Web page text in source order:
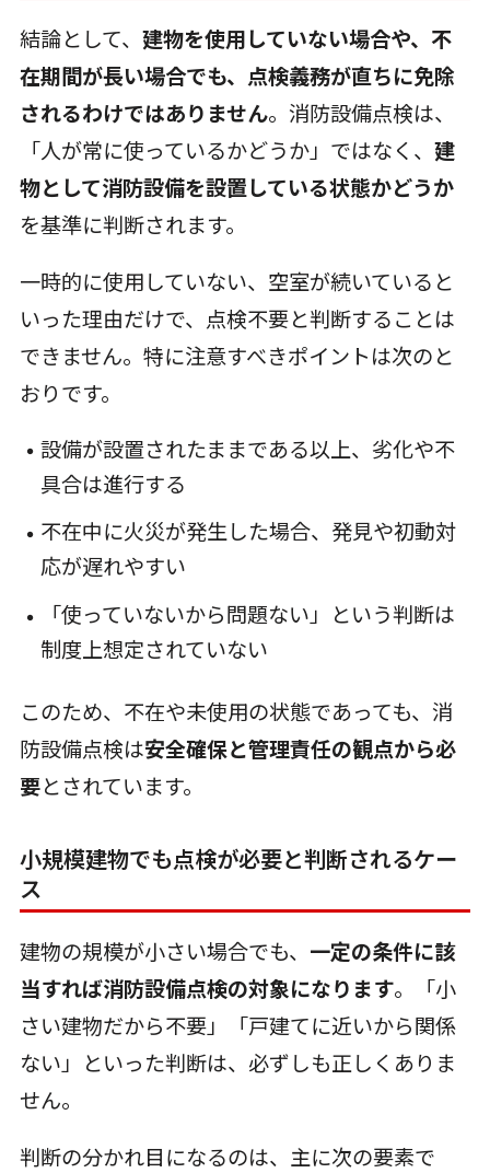
結論として、 建物を使用していない場合や、不
在期間が長い場合でも、点検義務が直ちに免除
されるわけではありません。消防設備点検は、
「人が常に使っているかどうか」ではなく、 建
物として消防設備を設置している状態かどうか
を基準に判断されます。
一時的に使用していない、空室が続いていると
いった理由だけで、点検不要と判断することは
できません。特に注意すべきポイントは次のと
おりです。
設備が設置されたままである以上、劣化や不
具合は進行する
不在中に火災が発生した場合、発見や初動対
応が遅れやすい
「使っていないから問題ない」という判断は
制度上想定されていない
このため、不在や未使用の状態であっても、消
防設備点検は安全確保と管理責任の観点から必
要とされています。
小規模建物でも点検が必要と判断されるケー
ス
建物の規模が小さい場合でも、 一定の条件に該
当すれば消防設備点検の対象になります。「小
さい建物だから不要」「戸建てに近いから関係
ない」といった判断は、必ずしも正しくありま
せん。
判断の分かれ目になるのは、主に次の要素で